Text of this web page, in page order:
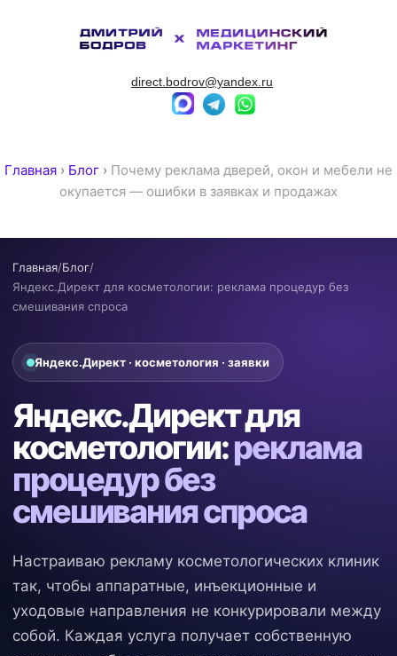
direct.bodrov@yandex.ru
Главная › Блог › Почему реклама дверей, окон и мебели не
окупается — ошибки в заявках и продажах
Главная/Блог/
Яндекс.Директ для косметологии: реклама процедур без
смешивания спроса
Яндекс.Директ · косметология · заявки
Яндекс.Директ для
косметологии:реклама
процедур без
смешивания спроса
Настраиваю рекламу косметологических клиник
так, чтобы аппаратные, инъекционные и
уходовые направления не конкурировали между
собой. Каждая услуга получает собственную